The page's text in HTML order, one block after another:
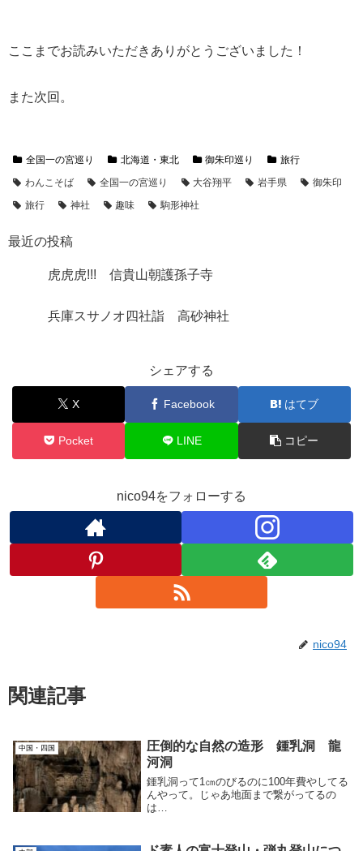
ここまでお読みいただきありがとうございました！
また次回。
全国一の宮巡り 北海道・東北 御朱印巡り
旅行
わんこそば
全国一の宮巡り 大谷翔平 岩手県
御朱印
旅行
神社 趣味 駒形神社
最近の投稿
虎虎虎!!! 信貴山朝護孫子寺
兵庫スサノオ四社詣 高砂神社
シェアする
X Facebook はてブ
Pocket LINE コピー
nico94をフォローする
nico94
関連記事
中国・四国
圧倒的な自然の造形 鍾乳洞 龍
河洞
鍾乳洞って1㎝のびるのに100年費やしてる
んやって。じゃあ地面まで繋がってるの
は…